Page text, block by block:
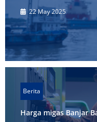
22 May 2025
Berita
Harga migas Banjar